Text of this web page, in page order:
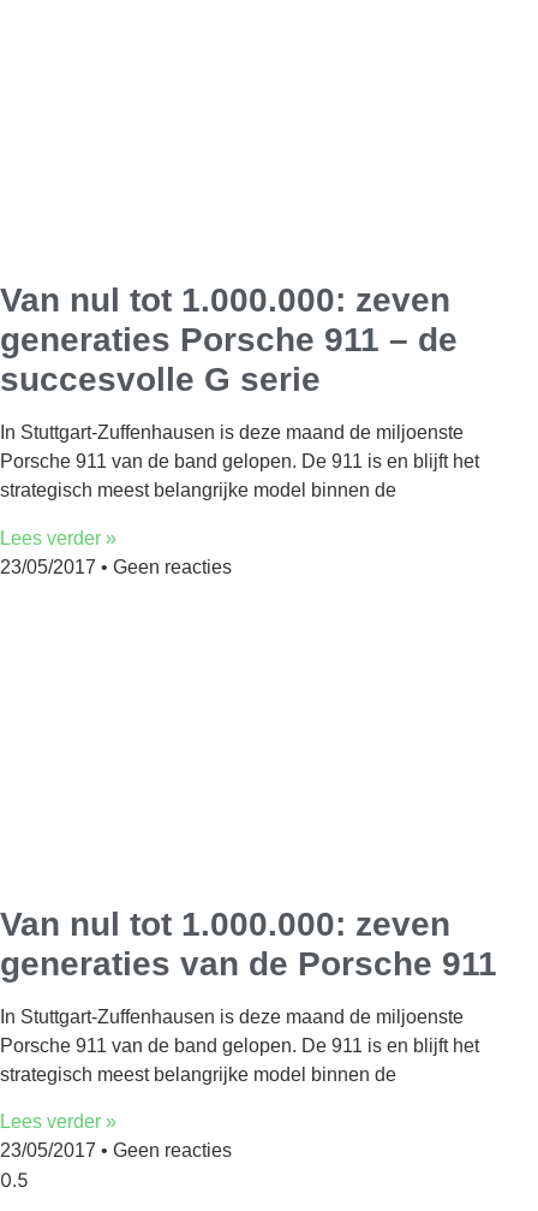
Van nul tot 1.000.000: zeven
generaties Porsche 911 – de
succesvolle G serie
In Stuttgart-Zuffenhausen is deze maand de miljoenste
Porsche 911 van de band gelopen. De 911 is en blijft het
strategisch meest belangrijke model binnen de
Lees verder »
23/05/2017
Geen reacties
Van nul tot 1.000.000: zeven
generaties van de Porsche 911
In Stuttgart-Zuffenhausen is deze maand de miljoenste
Porsche 911 van de band gelopen. De 911 is en blijft het
strategisch meest belangrijke model binnen de
Lees verder »
23/05/2017
Geen reacties